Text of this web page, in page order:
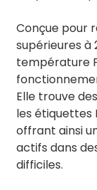
Conçue pour
supérieures à
température
Elle trouve
les étiquettes
offrant ainsi
actifs dans
difficiles.